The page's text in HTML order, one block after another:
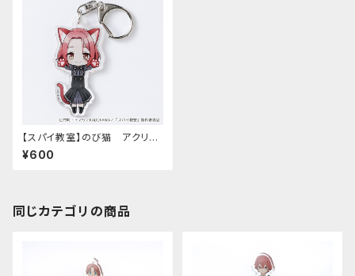
【スパイ教室】のび猫 アクリル
キーホルダー（グレーテ）
¥600
同じカテゴリの商品